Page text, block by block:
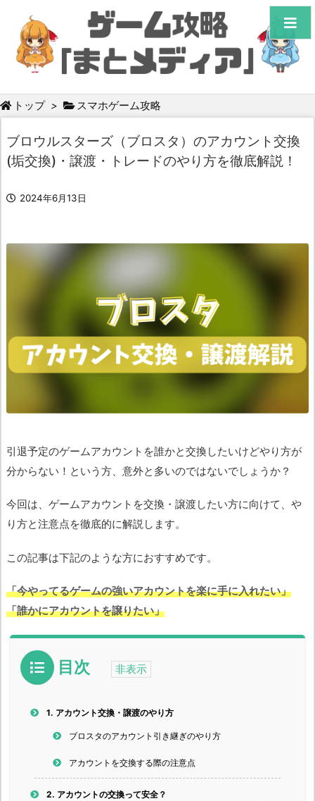
トップ > スマホゲーム攻略
ブロウルスターズ（ブロスタ）のアカウント交換
(垢交換)・譲渡・トレードのやり方を徹底解説！
2024年6月13日
引退予定のゲームアカウントを誰かと交換したいけどやり方が
分からない！という方、意外と多いのではないでしょうか？
今回は、ゲームアカウントを交換・譲渡したい方に向けて、や
り方と注意点を徹底的に解説します。
この記事は下記のような方におすすめです。
「今やってるゲームの強いアカウントを楽に手に入れたい」
「誰かにアカウントを譲りたい」
目次
1. アカウント交換・譲渡のやり方
ブロスタのアカウント引き継ぎのやり方
アカウントを交換する際の注意点
2. アカウントの交換って安全？